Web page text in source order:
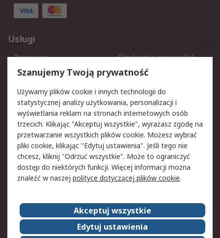
Usługi
Dostawa
Śledzenie przesyłek
Reklamacje i zwroty
Rejestracja
Aspekty prawne
Bezpieczeństwo e-
maila
Polityka dotycząca
plików cookie
Polityka prywatności
Użytkowanie witryny
Zastrzeżenia prawne
Warunki Sprzedaży
Kontakt
O firmie RS
RS na świecie
Szanujemy Twoją prywatność
Używamy plików cookie i innych technologii do
statystycznej analizy użytkowania, personalizacji i
wyświetlania reklam na stronach internetowych osób
trzecich. Klikając "Akceptuj wszystkie", wyrażasz zgodę na
przetwarzanie wszystkich plików cookie. Możesz wybrać
pliki cookie, klikając "Edytuj ustawienia". Jeśli tego nie
chcesz, kliknij "Odrzuć wszystkie". Może to ograniczyć
dostęp do niektórych funkcji. Więcej informacji można
znaleźć w naszej polityce dotyczącej plików cookie.
Akceptuj wszystkie
Edytuj ustawienia